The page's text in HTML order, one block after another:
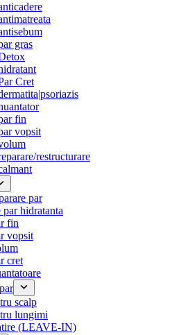
gras
Cret
fin
vopsit
restructurare
par
par hidratanta
fin
vopsit
cret
scalp
lungimi
(LEAVE-IN)